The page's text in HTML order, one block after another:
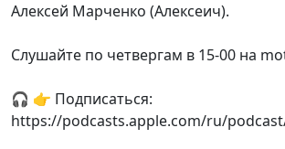
Алексей Марченко (Алексеич).
Слушайте по четвергам в 15-00 на
🎧 👉 Подписаться:
https://podcasts.apple.com/ru/